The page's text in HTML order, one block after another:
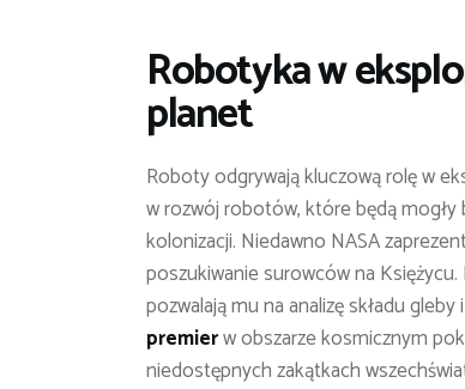
Robotyka w
planet
Roboty odgrywają kluczową rolę w
w rozwój robotów, które będą
kolonizacji. Niedawno NASA
poszukiwanie surowców na
pozwalają mu na analizę składu
premierw obszarze kosmicznym
niedostępnych zakątkach